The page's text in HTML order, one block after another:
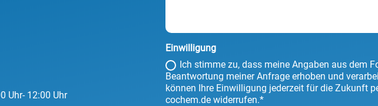
Uhr- 12:00 Uhr
Einwilligung
Ich stimme zu, dass meine Angaben aus dem
Beantwortung meiner Anfrage erhoben und
können Ihre Einwilligung jederzeit für die Zukunft
cochem.de widerrufen.*